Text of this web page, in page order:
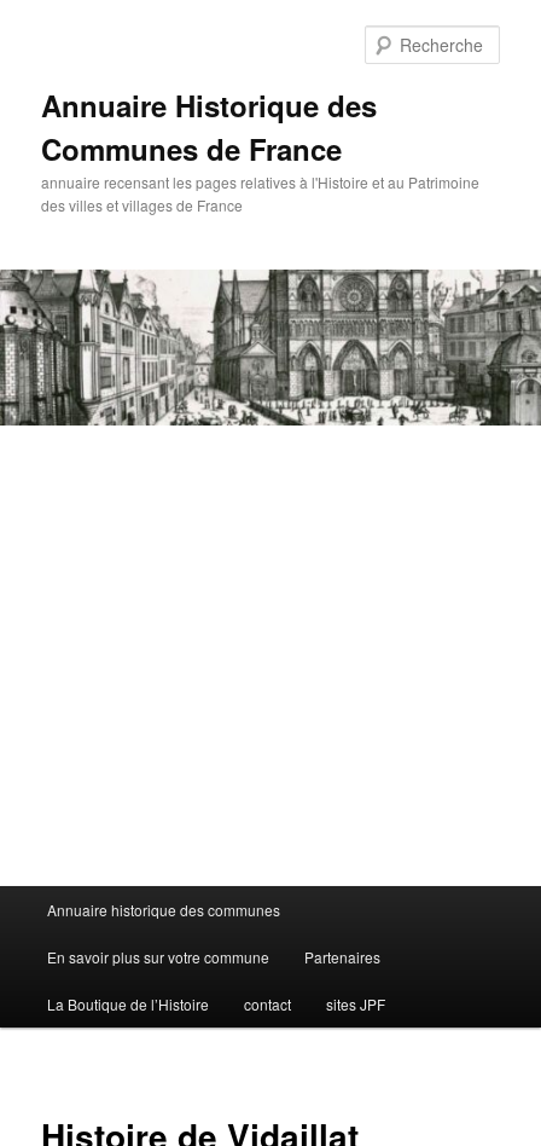
Annuaire Historique des
Communes de France
annuaire recensant les pages relatives à l'Histoire et au Patrimoine
des villes et villages de France
Menu
principal
Annuaire historique des communes
En savoir plus sur votre commune Partenaires
La Boutique de l’Histoire contact sites JPF